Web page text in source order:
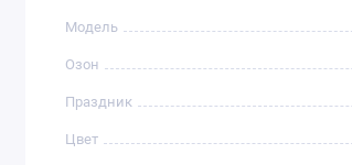
Модель
Озон
Праздник
Цвет